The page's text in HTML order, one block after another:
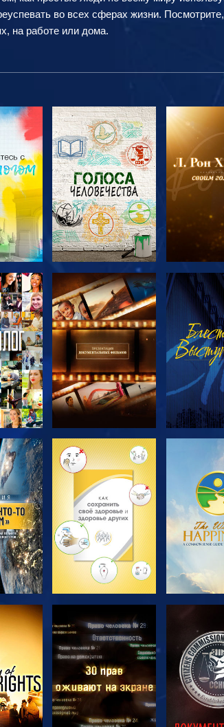
во всех сферах жизни.
на работе или дома.
СМОТРЕТЬ
ПЕРЕДАЧИ
СМОТРЕТЬ
ПЕРЕДАЧИ
СМОТРЕТЬ